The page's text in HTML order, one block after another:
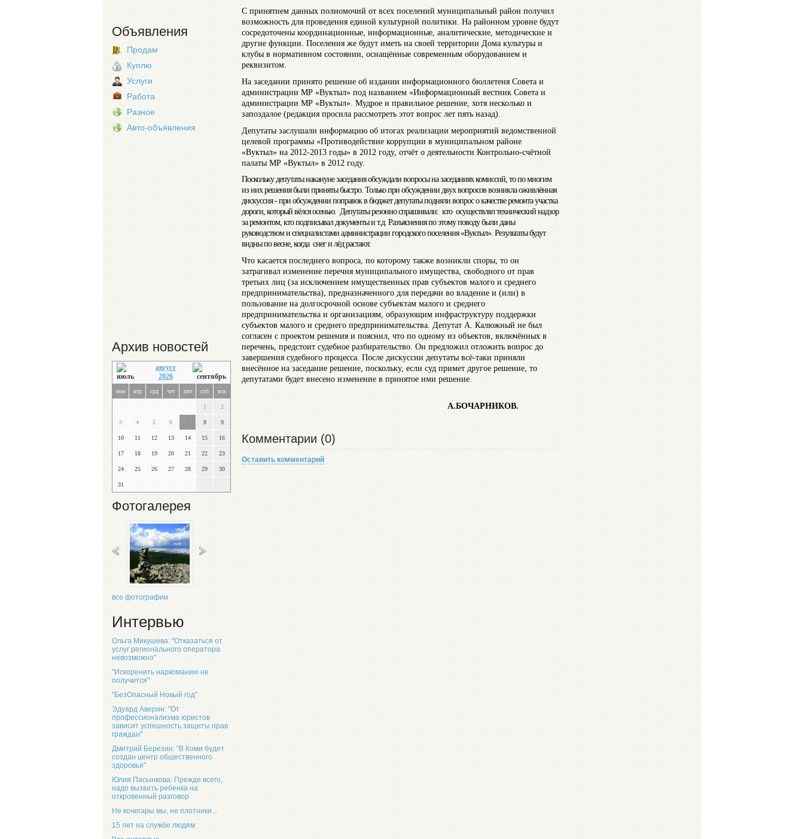
Объявления
Продам
Куплю
Услуги
Работа
Разное
Авто-объявления
Архив новостей
август
2026
пон втр срд чет пят суб вск
1 2
3 4 5 6 7 8 9
10 11 12 13 14 15 16
17 18 19 20 21 22 23
24 25 26 27 28 29 30
31
Фотогалерея
все фотографии
Интервью
Ольга Микушева: "Отказаться от
услуг регионального оператора
невозможно"
"Искоренить наркоманию не
получится"
"БезОпасный Новый год"
Эдуард Аверин: "От
профессионализма юристов
зависит успешность защиты прав
граждан"
Дмитрий Березин: "В Коми будет
создан центр общественного
здоровья"
Юлия Пасынкова: Прежде всего,
надо вызвать ребенка на
откровенный разговор
Не кочегары мы, не плотники...
15 лет на службе людям
С принятием данных полномочий от всех поселений муниципальный район получил
возможность для проведения единой культурной политики. На районном уровне будут
сосредоточены координационные, информационные, аналитические, методические и
другие функции. Поселения же будут иметь на своей территории Дома культуры и
клубы в нормативном состоянии, оснащённые современным оборудованием и
реквизитом.
На заседании принято решение об издании информационного бюллетеня Совета и
администрации МР «Вуктыл» под названием «Информационный вестник Совета и
администрации МР «Вуктыл». Мудрое и правильное решение, хотя несколько и
запоздалое (редакция просила рассмотреть этот вопрос лет пять назад).
Депутаты заслушали информацию об итогах реализации мероприятий ведомственной
целевой программы «Противодействие коррупции в муниципальном районе
«Вуктыл» на 2012-2013 годы» в 2012 году, отчёт о деятельности Контрольно-счётной
палаты МР «Вуктыл» в 2012 году.
Поскольку депутаты накануне заседания обсуждали вопросы на заседаниях комиссий, то по многим
из них решения были приняты быстро. Только при обсуждении двух вопросов возникла оживлённая
дискуссия - при обсуждении поправок в бюджет депутаты подняли вопрос о качестве ремонта участка
дороги, который вёлся осенью. Депутаты резонно спрашивали: кто осуществлял технический надзор
за ремонтом, кто подписывал документы и т.д. Разъяснения по этому поводу были даны
руководством и специалистами администрации городского поселения «Вуктыл». Результаты будут
видны по весне, когда снег и лёд растают.
Что касается последнего вопроса, по которому также возникли споры, то он
затрагивал изменение перечня муниципального имущества, свободного от прав
третьих лиц (за исключением имущественных прав субъектов малого и среднего
предпринимательства), предназначенного для передачи во владение и (или) в
пользование на долгосрочной основе субъектам малого и среднего
предпринимательства и организациям, образующим инфраструктуру поддержки
субъектов малого и среднего предпринимательства. Депутат А. Калюжный не был
согласен с проектом решения и пояснил, что по одному из объектов, включённых в
перечень, предстоит судебное разбирательство. Он предложил отложить вопрос до
завершения судебного процесса. После дискуссии депутаты всё-таки приняли
внесённое на заседание решение, поскольку, если суд примет другое решение, то
депутатами будет внесено изменение в принятое ими решение.
А.БОЧАРНИКОВ.
Комментарии (0)
Оставить комментарий